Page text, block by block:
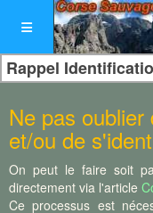
Rappel
Ne pas
et/ou de
On peut le faire soit
directement via l'article
Ce processus est